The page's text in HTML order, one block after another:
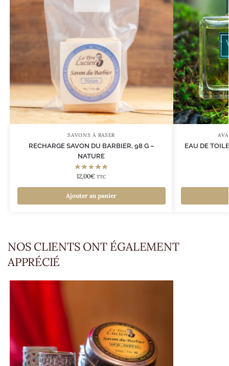
SAVONS À RASER
RECHARGE SAVON DU BARBIER, 98 G –
NATURE
12,00€ TTC
Ajouter au panier
EAU DE
NOS CLIENTS ONT ÉGALEMENT
APPRÉCIÉ